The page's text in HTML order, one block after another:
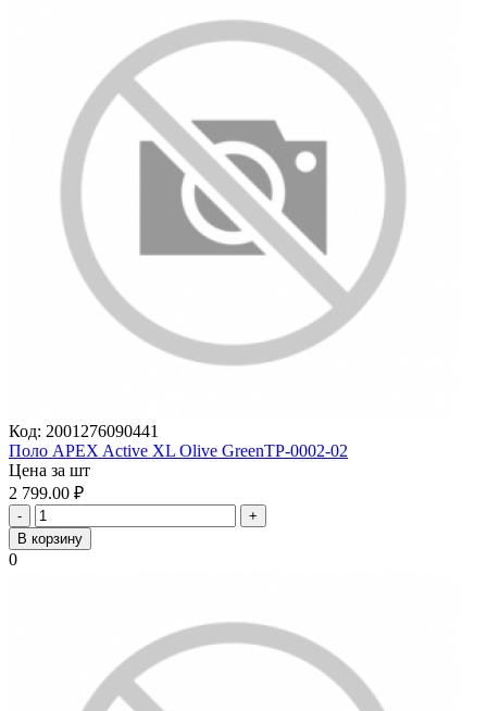
Код: 2001276090441
Поло APEX Active XL Olive GreenTP-0002-02
Цена за шт
2 799.00 ₽
-
+
В корзину
0